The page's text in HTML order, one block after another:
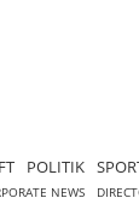
POLITIK
NEWS